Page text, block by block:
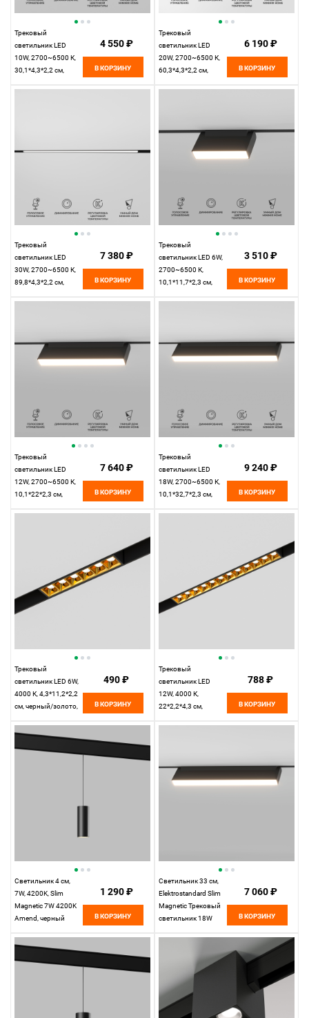
Трековый
светильник LED
10W, 2700~6500 К,
30,1*4,3*2,2 см,
4 550 ₽
В КОРЗИНУ
Трековый
светильник LED
20W, 2700~6500 К,
60,3*4,3*2,2 см,
6 190 ₽
В КОРЗИНУ
Трековый
светильник LED
30W, 2700~6500 К,
89,8*4,3*2,2 см,
7 380 ₽
В КОРЗИНУ
Трековый
светильник LED 6W,
2700~6500 К,
10,1*11,7*2,3 см,
3 510 ₽
В КОРЗИНУ
Трековый
светильник LED
12W, 2700~6500 К,
10,1*22*2,3 см,
7 640 ₽
В КОРЗИНУ
Трековый
светильник LED
18W, 2700~6500 К,
10,1*32,7*2,3 см,
9 240 ₽
В КОРЗИНУ
Трековый
светильник LED 6W,
4000 К, 4,3*11,2*2,2
см, черный/золото,
Magnetic 85101/01
490 ₽
В КОРЗИНУ
Трековый
светильник LED
12W, 4000 К,
22*2,2*4,3 см,
788 ₽
В КОРЗИНУ
Светильник 4 см,
7W, 4200K, Slim
Magnetic 7W 4200K
Amend, черный
1 290 ₽
В КОРЗИНУ
Светильник 33 см,
Elektrostandard Slim
Magnetic Трековый
светильник 18W
7 060 ₽
В КОРЗИНУ